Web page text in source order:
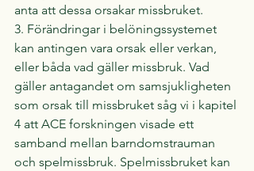
anta att dessa orsakar missbruket.
3. Förändringar i belöningssystemet
kan antingen vara orsak eller verkan,
eller båda vad gäller missbruk. Vad
gäller antagandet om samsjukligheten
som orsak till missbruket såg vi i kapitel
4 att ACE forskningen visade ett
samband mellan barndomstrauman
och spelmissbruk. Spelmissbruket kan